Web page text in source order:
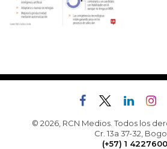
© 2026, RCN Medios. Todos los
Cr. 13a 37-32,
(+57) 1 4227600